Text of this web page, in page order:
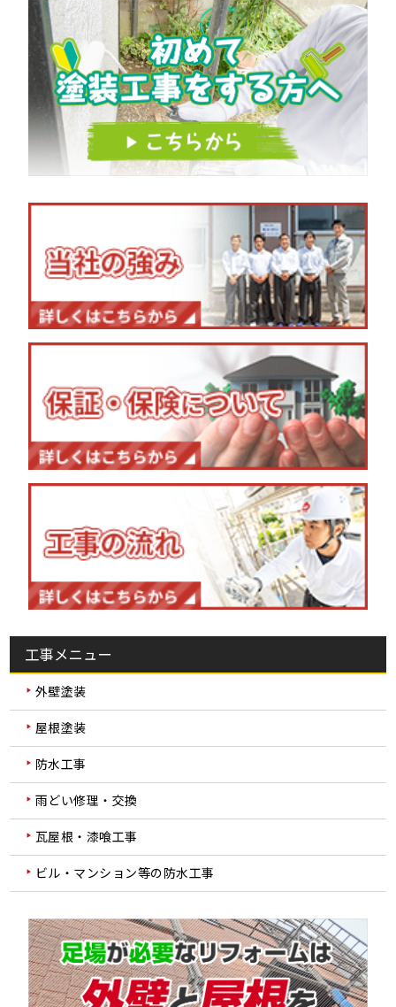
工事メニュー
外壁塗装
屋根塗装
防水工事
雨どい修理・交換
瓦屋根・漆喰工事
ビル・マンション等の防水工事